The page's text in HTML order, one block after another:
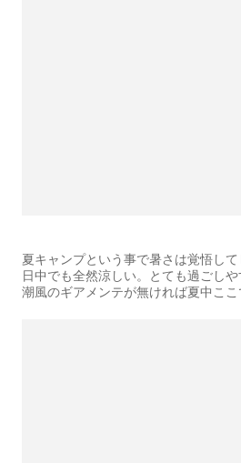
夏キャンプという事で暑さは覚悟して
日中でも全然涼しい。とても過ごしや
潮風のギアメンテが無ければ夏中ここ